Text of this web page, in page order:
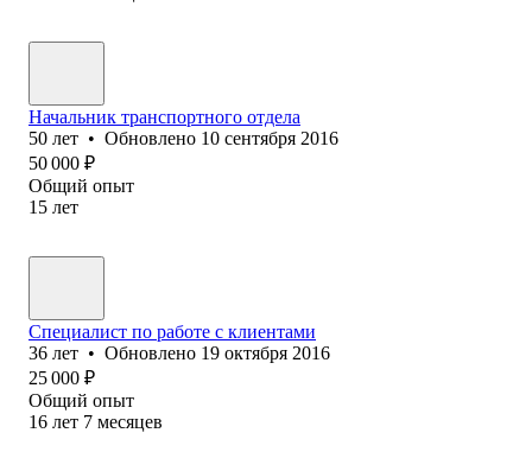
Начальник транспортного отдела
50 лет • Обновлено 10 сентября 2016
50 000 ₽
Общий опыт
15 лет
Специалист по работе с клиентами
36 лет • Обновлено 19 октября 2016
25 000 ₽
Общий опыт
16 лет 7 месяцев